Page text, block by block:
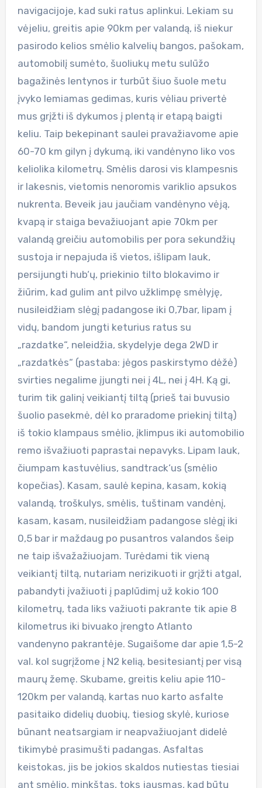
navigacijoje, kad suki ratus aplinkui. Lekiam su
vėjeliu, greitis apie 90km per valandą, iš niekur
pasirodo kelios smėlio kalvelių bangos, pašokam,
automobilį sumėto, šuoliukų metu sulūžo
bagažinės lentynos ir turbūt šiuo šuole metu
įvyko lemiamas gedimas, kuris vėliau privertė
mus grįžti iš dykumos į plentą ir etapą baigti
keliu. Taip bekepinant saulei pravažiavome apie
60-70 km gilyn į dykumą, iki vandėnyno liko vos
keliolika kilometrų. Smėlis darosi vis klampesnis
ir lakesnis, vietomis nenoromis variklio apsukos
nukrenta. Beveik jau jaučiam vandėnyno vėją,
kvapą ir staiga bevažiuojant apie 70km per
valandą greičiu automobilis per pora sekundžių
sustoja ir nepajuda iš vietos, išlipam lauk,
persijungti hub‘ų, priekinio tilto blokavimo ir
žiūrim, kad gulim ant pilvo užklimpę smėlyję,
nusileidžiam slėgį padangose iki 0,7bar, lipam į
vidų, bandom jungti keturius ratus su
„razdatke“, neleidžia, skydelyje dega 2WD ir
„razdatkės“ (pastaba: jėgos paskirstymo dėžė)
svirties negalime įjungti nei į 4L, nei į 4H. Ką gi,
turim tik galinį veikiantį tiltą (prieš tai buvusio
šuolio pasekmė, dėl ko praradome priekinį tiltą)
iš tokio klampaus smėlio, įklimpus iki automobilio
remo išvažiuoti paprastai nepavyks. Lipam lauk,
čiumpam kastuvėlius, sandtrack‘us (smėlio
kopečias). Kasam, saulė kepina, kasam, kokią
valandą, troškulys, smėlis, tuštinam vandėnį,
kasam, kasam, nusileidžiam padangose slėgį iki
0,5 bar ir maždaug po pusantros valandos šeip
ne taip išvažažiuojam. Turėdami tik vieną
veikiantį tiltą, nutariam nerizikuoti ir grįžti atgal,
pabandyti įvažiuoti į paplūdimį už kokio 100
kilometrų, tada liks važiuoti pakrante tik apie 8
kilometrus iki bivuako įrengto Atlanto
vandenyno pakrantėje. Sugaišome dar apie 1,5-2
val. kol sugrįžome į N2 kelią, besitesiantį per visą
maurų žemę. Skubame, greitis keliu apie 110-
120km per valandą, kartas nuo karto asfalte
pasitaiko didelių duobių, tiesiog skylė, kuriose
būnant neatsargiam ir neapvažiuojant didelė
tikimybė prasimušti padangas. Asfaltas
keistokas, jis be jokios skaldos nutiestas tiesiai
ant smėlio, minkštas, toks jausmas, kad būtų